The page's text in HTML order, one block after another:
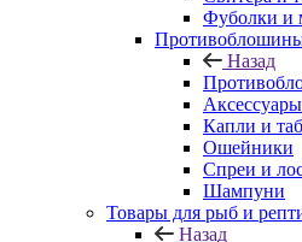
Фуболки и
Назад
Аксессуары
Капли и
Ошейники
Спреи и
Шампуни
Товары для рыб и
Назад